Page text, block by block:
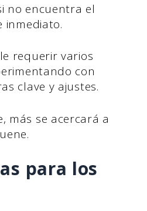
no encuentra el
requerir varios
con
clave y ajustes.
más se acercará a
para los